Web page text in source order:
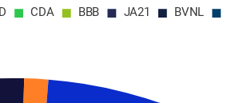
CDA BBB JA21 BVNL